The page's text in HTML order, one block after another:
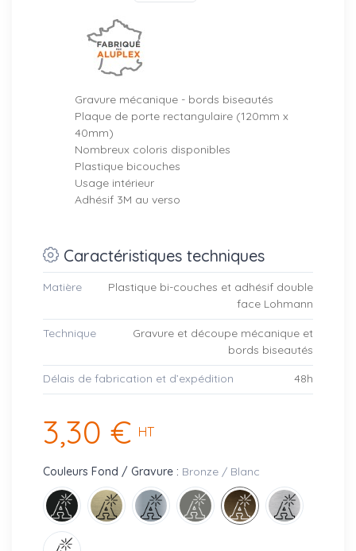
Gravure mécanique - bords biseautés
Plaque de porte rectangulaire (120mm x
40mm)
Nombreux coloris disponibles
Plastique bicouches
Usage intérieur
Adhésif 3M au verso
Caractéristiques techniques
Matière
Plastique bi-couches et adhésif double
face Lohmann
Technique
Gravure et découpe mécanique et
bords biseautés
Délais de fabrication et d’expédition 48h
3,30 € HT
Couleurs Fond / Gravure : Bronze / Blanc